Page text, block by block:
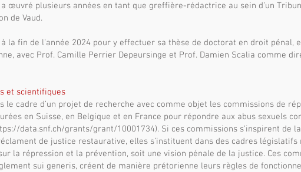
a œuvré plusieurs années en tant que greffière-rédactrice au sein d’un
de Vaud.
la fin de l’année 2024 pour y effectuer sa thèse de doctorat en droit pénal,
avec Prof. Camille Perrier Depeursinge et Prof. Damien Scalia comme
et scientifiques
le cadre d’un projet de recherche avec comme objet les commissions de
en Suisse, en Belgique et en France pour répondre aux abus sexuels
data.snf.ch/grants/grant/10001734). Si ces commissions s’inspirent de
de justice restaurative, elles s’instituent dans des cadres législatifs
la répression et la prévention, soit une vision pénale de la justice. Ces
sui generis, créent de manière prétorienne leurs règles de